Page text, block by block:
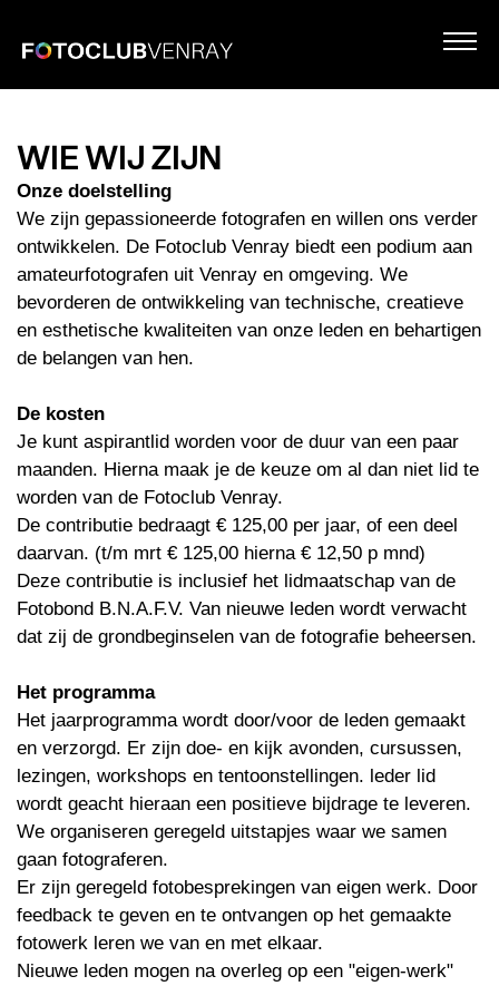
WIE WIJ ZIJN
Onze doelstelling
We zijn gepassioneerde fotografen en willen ons verder
ontwikkelen. De Fotoclub Venray biedt een podium aan
amateurfotografen uit Venray en omgeving. We
bevorderen de ontwikkeling van technische, creatieve
en esthetische kwaliteiten van onze leden en behartigen
de belangen van hen.
De kosten
Je kunt aspirantlid worden voor de duur van een paar
maanden. Hierna maak je de keuze om al dan niet lid te
worden van de Fotoclub Venray.
De contributie bedraagt € 125,00 per jaar, of een deel
daarvan. (t/m mrt € 125,00 hierna € 12,50 p mnd)
Deze contributie is inclusief het lidmaatschap van de
Fotobond B.N.A.F.V. Van nieuwe leden wordt verwacht
dat zij de grondbeginselen van de fotografie beheersen.
Het programma
Het jaarprogramma wordt door/voor de leden gemaakt
en verzorgd. Er zijn doe- en kijk avonden, cursussen,
lezingen, workshops en tentoonstellingen. leder lid
wordt geacht hieraan een positieve bijdrage te leveren.
We organiseren geregeld uitstapjes waar we samen
gaan fotograferen.
Er zijn geregeld fotobesprekingen van eigen werk. Door
feedback te geven en te ontvangen op het gemaakte
fotowerk leren we van en met elkaar.
Nieuwe leden mogen na overleg op een "eigen-werk"